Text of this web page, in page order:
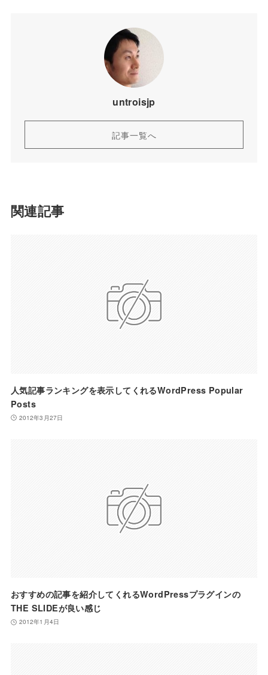
untroisjp
記事一覧へ
関連記事
人気記事ランキングを表示してくれるWordPress Popular
Posts
2012年3月27日
おすすめの記事を紹介してくれるWordPressプラグインの
THE SLIDEが良い感じ
2012年1月4日